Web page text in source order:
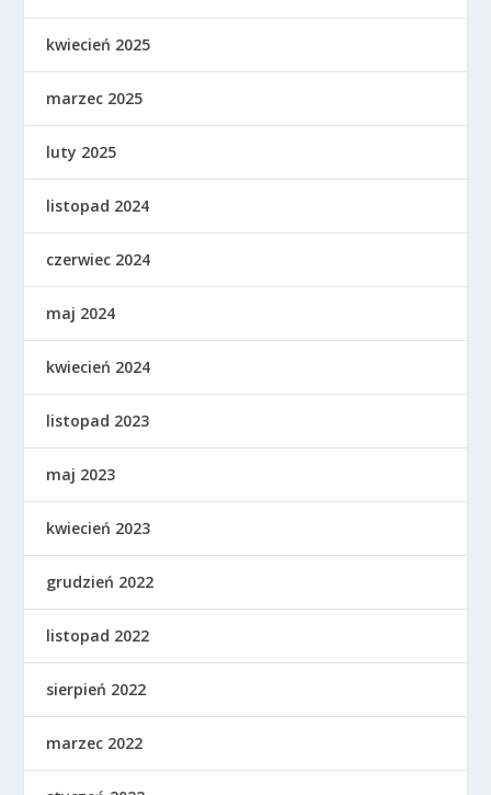
kwiecień 2025
marzec 2025
luty 2025
listopad 2024
czerwiec 2024
maj 2024
kwiecień 2024
listopad 2023
maj 2023
kwiecień 2023
grudzień 2022
listopad 2022
sierpień 2022
marzec 2022